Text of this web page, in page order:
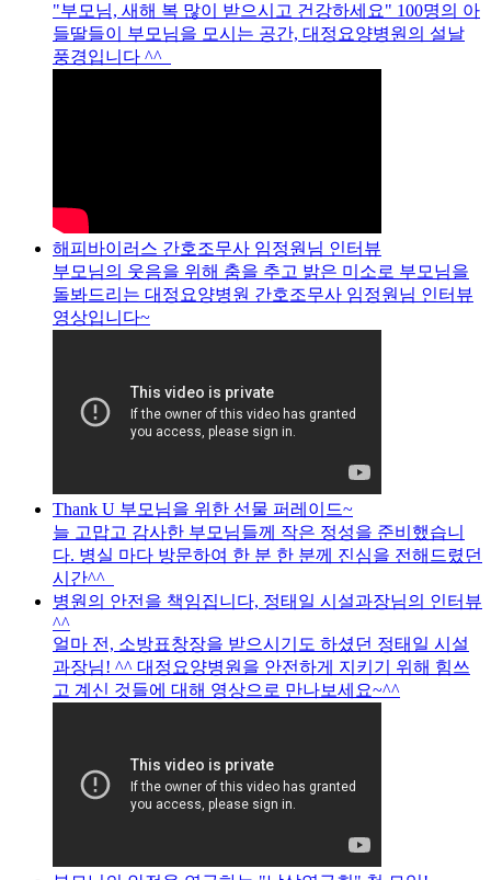
"부모님, 새해 복 많이 받으시고 건강하세요" 100명의 아
들딸들이 부모님을 모시는 공간, 대정요양병원의 설날
풍경입니다 ^^
해피바이러스 간호조무사 임정원님 인터뷰
부모님의 웃음을 위해 춤을 추고 밝은 미소로 부모님을
돌봐드리는 대정요양병원 간호조무사 임정원님 인터뷰
영상입니다~
Thank U 부모님을 위한 선물 퍼레이드~
늘 고맙고 감사한 부모님들께 작은 정성을 준비했습니
다. 병실 마다 방문하여 한 분 한 분께 진심을 전해드렸던
시간^^
병원의 안전을 책임집니다, 정태일 시설과장님의 인터뷰
^^
얼마 전, 소방표창장을 받으시기도 하셨던 정태일 시설
과장님! ^^ 대정요양병원을 안전하게 지키기 위해 힘쓰
고 계신 것들에 대해 영상으로 만나보세요~^^